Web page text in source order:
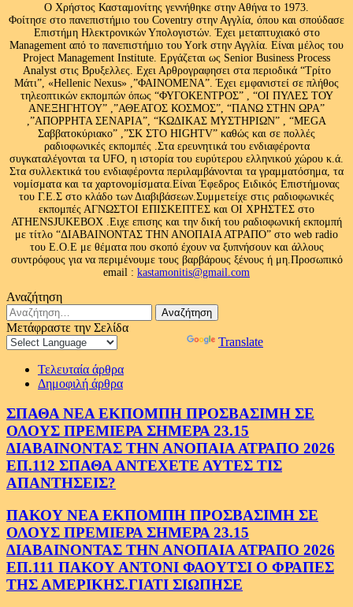
Ο Χρήστος Κασταμονίτης γεννήθηκε στην Αθήνα το 1973.
Φοίτησε στο πανεπιστήμιο του Coventry στην Αγγλία, όπου και σπούδασε
Επιστήμη Ηλεκτρονικών Υπολογιστών. Έχει μεταπτυχιακό στο
Management από το πανεπιστήμιο του Υork στην Αγγλία. Είναι μέλος του
Project Management Institute. Εργάζεται ως Senior Business Process
Analyst στις Βρυξελλες. Εχει Αρθρογραφησει στα περιοδικά “Τρίτο
Μάτι”, «Hellenic Nexus» ,”ΦΑΙΝΟΜΕΝΑ”. Έχει εμφανιστεί σε πλήθος
τηλεοπτικών εκπομπών όπως “ΦΥΓΟΚΕΝΤΡΟΣ” , “ΟΙ ΠΥΛΕΣ ΤΟΥ
ΑΝΕΞΗΓΗΤΟΥ” ,”ΑΘΕΑΤΟΣ ΚΟΣΜΟΣ”, “ΠΑΝΩ ΣΤΗΝ ΩΡΑ”
,”ΑΠΟΡΡΗΤΑ ΣΕΝΑΡΙΑ”, “ΚΩΔΙΚΑΣ ΜΥΣΤΗΡΙΩΝ” , “MEGA
Σαββατοκύριακο” ,”ΣΚ ΣΤΟ HIGHTV” καθώς και σε πολλές
ραδιοφωνικές εκπομπές .Στα ερευνητικά του ενδιαφέροντα
συγκαταλέγονται τα UFO, η ιστορία του ευρύτερου ελληνικού χώρου κ.ά.
Στα συλλεκτικά του ενδιαφέροντα περιλαμβάνονται τα γραμματόσημα, τα
νομίσματα και τα χαρτονομίσματα.Είναι Έφεδρος Ειδικός Επιστήμονας
του Γ.Ε.Σ στο κλάδο των Διαβιβάσεων.Συμμετείχε στις ραδιοφωνικές
εκπομπές ΑΓΝΩΣΤΟΙ ΕΠΙΣΚΕΠΤΕΣ και ΟΙ ΧΡΗΣΤΕΣ στο
ATHENSJUKEBOX .Ειχε επισης και την δική του ραδιοφωνική εκπομπή
με τίτλο “ΔΙΑΒΑΙΝΟΝΤΑΣ ΤΗΝ ΑΝΟΠΑΙΑ ΑΤΡΑΠΟ” στο web radio
του Ε.Ο.Ε με θέματα που σκοπό έχουν να ξυπνήσουν και άλλους
συντρόφους για να περιμένουμε τους βαρβάρους ξένους ή μη.Προσωπικό
email : kastamonitis@gmail.com
Αναζήτηση
Αναζήτηση
για:
Μετάφραστε την Σελίδα
Translate
Τελευταία άρθρα
Δημοφιλή άρθρα
ΣΠΑΘΑ ΝΕΑ ΕΚΠΟΜΠΗ ΠΡΟΣΒΑΣΙΜΗ ΣΕ
ΟΛΟΥΣ ΠΡΕΜΙΕΡΑ ΣΗΜΕΡΑ 23.15
ΔΙΑΒΑΙΝΟΝΤΑΣ ΤΗΝ ΑΝΟΠΑΙΑ ΑΤΡΑΠΟ 2026
ΕΠ.112 ΣΠΑΘΑ ΑΝΤΕΧΕΤΕ ΑΥΤΕΣ ΤΙΣ
ΑΠΑΝΤΗΣΕΙΣ?
ΠΑΚΟΥ ΝΕΑ ΕΚΠΟΜΠΗ ΠΡΟΣΒΑΣΙΜΗ ΣΕ
ΟΛΟΥΣ ΠΡΕΜΙΕΡΑ ΣΗΜΕΡΑ 23.15
ΔΙΑΒΑΙΝΟΝΤΑΣ ΤΗΝ ΑΝΟΠΑΙΑ ΑΤΡΑΠΟ 2026
ΕΠ.111 ΠΑΚΟΥ ΑΝΤΟΝΙ ΦΑΟΥΤΣΙ Ο ΦΡΑΠΕΣ
ΤΗΣ ΑΜΕΡΙΚΗΣ.ΓΙΑΤΙ ΣΙΩΠΗΣΕ